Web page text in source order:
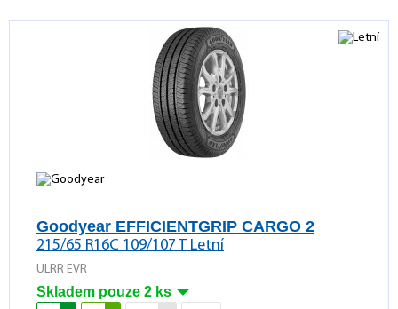
Goodyear EFFICIENTGRIP CARGO 2
215/65 R16C 109/107 T Letní
ULRR EVR
Skladem pouze 2 ks